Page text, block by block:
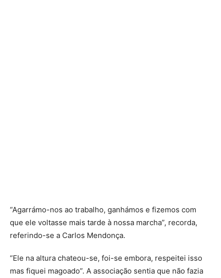
“Agarrámo-nos ao trabalho, ganhámos e fizemos com
que ele voltasse mais tarde à nossa marcha”, recorda,
referindo-se a Carlos Mendonça.
“Ele na altura chateou-se, foi-se embora, respeitei isso
mas fiquei magoado”. A associação sentia que não fazia